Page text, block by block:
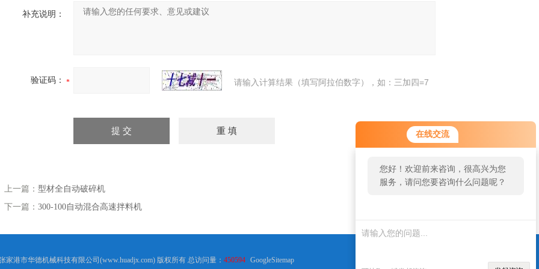
在线交流
您好！欢迎前来咨询，很高兴为您
服务，请问您要咨询什么问题呢？
补充说明：
验证码： 请输入计算结果（填写阿拉伯数字），如：三加四=7
上一篇： 型材全自动破碎机
下一篇： 300-100自动混合高速拌料机
家港市华德机械科技有限公司(www.huadjx.com) 版权所有 总访问量： 450594 GoogleSitemap